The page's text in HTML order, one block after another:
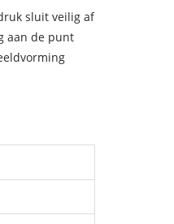
sluit veilig af
aan de punt